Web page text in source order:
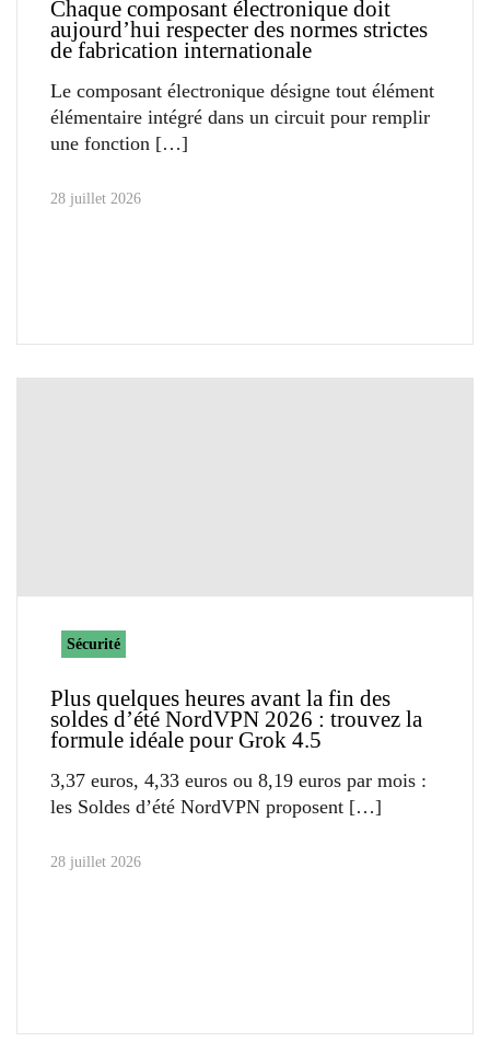
Chaque composant électronique doit
aujourd’hui respecter des normes strictes
de fabrication internationale
Le composant électronique désigne tout élément
élémentaire intégré dans un circuit pour remplir
une fonction
28 juillet 2026
Sécurité
Plus quelques heures avant la fin des
soldes d’été NordVPN 2026 : trouvez la
formule idéale pour Grok 4.5
3,37 euros, 4,33 euros ou 8,19 euros par mois :
les Soldes d’été NordVPN proposent
28 juillet 2026